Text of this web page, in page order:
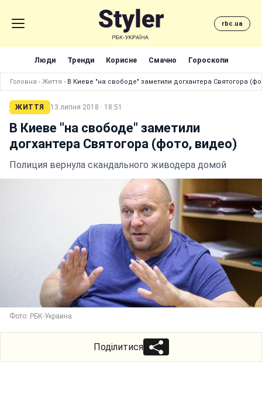
rbc.ua
Люди Тренди Корисне Смачно Гороскопи
Головна › Життя › В Киеве "на свободе" заметили догхантера Святогора
ЖИТТЯ 13 липня 2018 · 18:51
В Киеве "на свободе" заметили
догхантера Святогора (фото, видео)
Полиция вернула скандального живодера домой
Фото: РБК-Украина
Поділитися